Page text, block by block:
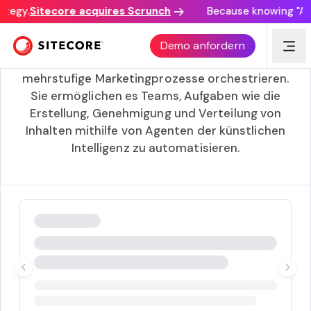
Sitecore acquires Scrunch Because knowing
Demo anfordern
Fließt
Flows sind visuelle Workflows in SitecoreAI, die
mehrstufige Marketingprozesse orchestrieren.
Sie ermöglichen es Teams, Aufgaben wie die
Erstellung, Genehmigung und Verteilung von
Inhalten mithilfe von Agenten der künstlichen
Intelligenz zu automatisieren.